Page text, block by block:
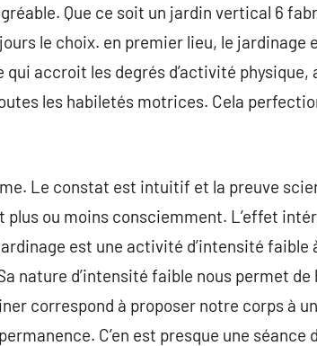
Que ce soit un jardin vertical 6
le choix. en premier lieu, le jardinage
qui accroit les degrés d’activité
les habiletés motrices. Cela
Le constat est intuitif et la preuve
plus ou moins consciemment. L’effet
est une activité d’intensité faible
nature d’intensité faible nous permet
correspond à proposer notre corps à
C’en est presque une séance